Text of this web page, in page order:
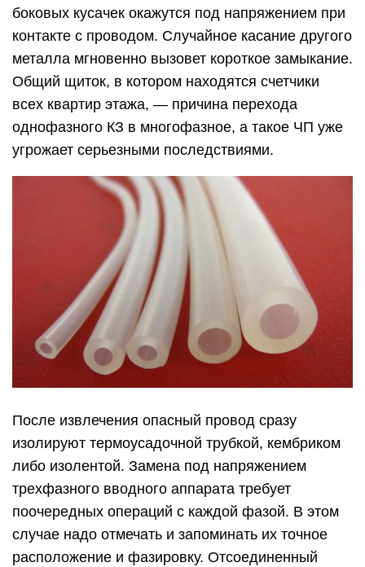
боковых кусачек окажутся под напряжением при
контакте с проводом. Случайное касание другого
металла мгновенно вызовет короткое замыкание.
Общий щиток, в котором находятся счетчики
всех квартир этажа, — причина перехода
однофазного КЗ в многофазное, а такое ЧП уже
угрожает серьезными последствиями.
После извлечения опасный провод сразу
изолируют термоусадочной трубкой, кембриком
либо изолентой. Замена под напряжением
трехфазного вводного аппарата требует
поочередных операций с каждой фазой. В этом
случае надо отмечать и запоминать их точное
расположение и фазировку. Отсоединенный